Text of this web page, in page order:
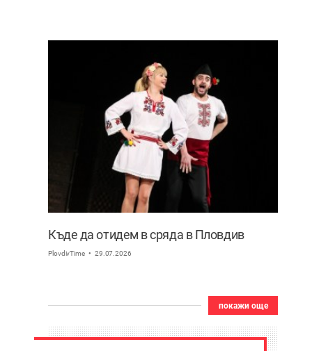
Къде да отидем в сряда в Пловдив
PlovdivTime 29.07.2026
покажи още